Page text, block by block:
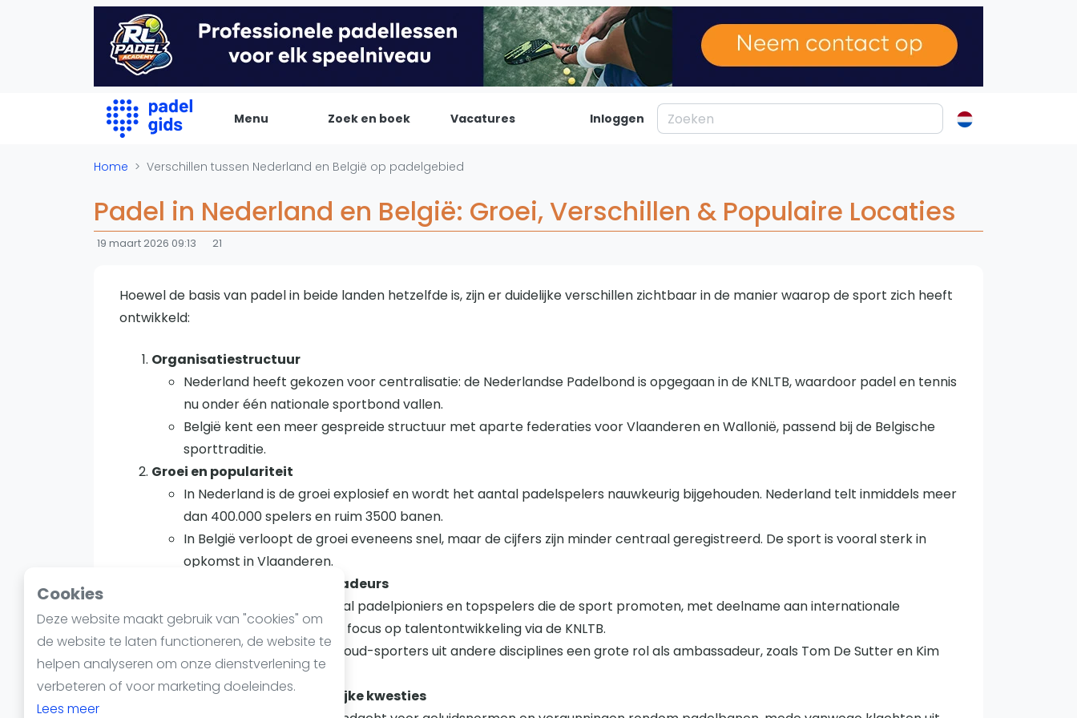
Cookies
Deze website maakt gebruik van "cookies" om
de website te laten functioneren, de website te
helpen analyseren om onze dienstverlening te
verbeteren of voor marketing doeleindes.
Lees meer
Menu
De Padel Gids
Alle padel locaties
Padelwinkels
Padelreizen
Merken
Banenbouwers
Reserveringssystemen
Padelscholen
Toevoegen data
Laatste updates
Padel
Forum
Nieuws
Padelgear
Over ons
Contact
WhatsApp
Zoek en boek Vacatures Inloggen
Home Verschillen tussen Nederland en België op padelgebied
Padel in Nederland en België: Groei, Verschillen & Populaire Locaties
19 maart 2026 09:13 21
Hoewel de basis van padel in beide landen hetzelfde is, zijn er duidelijke verschillen zichtbaar in de manier waarop de sport zich heeft
ontwikkeld:
Organisatiestructuur
Nederland heeft gekozen voor centralisatie: de Nederlandse Padelbond is opgegaan in de KNLTB, waardoor padel en tennis
nu onder één nationale sportbond vallen.
België kent een meer gespreide structuur met aparte federaties voor Vlaanderen en Wallonië, passend bij de Belgische
sporttraditie.
Groei en populariteit
In Nederland is de groei explosief en wordt het aantal padelspelers nauwkeurig bijgehouden. Nederland telt inmiddels meer
dan 400.000 spelers en ruim 3500 banen.
In België verloopt de groei eveneens snel, maar de cijfers zijn minder centraal geregistreerd. De sport is vooral sterk in
opkomst in Vlaanderen.
Bekende spelers en ambassadeurs
In Nederland zijn het vooral padelpioniers en topspelers die de sport promoten, met deelname aan internationale
toernooien en een sterke focus op talentontwikkeling via de KNLTB.
In België spelen bekende oud-sporters uit andere disciplines een grote rol als ambassadeur, zoals Tom De Sutter en Kim
Clijsters.
Aanpak van maatschappelijke kwesties